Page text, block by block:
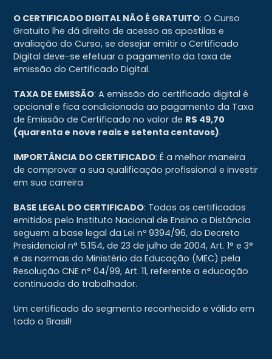
O CERTIFICADO DIGITAL NÃO É GRATUITO: O Curso
Gratuito lhe dá direito de acesso as apostilas e
avaliação do Curso, se desejar emitir o Certificado
Digital deve-se efetuar o pagamento da taxa de
emissão do Certificado Digital.
TAXA DE EMISSÃO: A emissão do certificado digital é
opcional e fica condicionada ao pagamento da Taxa
de Emissão de Certificado no valor de R$ 49,70
(quarenta e nove reais e setenta centavos).
IMPORTÂNCIA DO CERTIFICADO: É a melhor maneira
de comprovar a sua qualificação profissional e investir
em sua carreira
BASE LEGAL DO CERTIFICADO: Todos os certificados
emitidos pelo Instituto Nacional de Ensino a Distância
seguem a base legal da Lei nº 9394/96, do Decreto
Presidencial n° 5.154, de 23 de julho de 2004, Art. 1° e 3°
e as normas do Ministério da Educação (MEC) pela
Resolução CNE n° 04/99, Art. 11, referente a educação
continuada do trabalhador.
Um certificado do segmento reconhecido e válido em
todo o Brasil!